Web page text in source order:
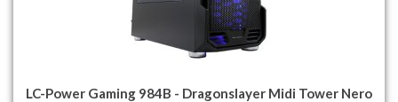
LC-Power Gaming 984B - Dragonslayer Midi Tower Nero